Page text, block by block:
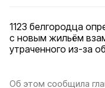
1123 белгородца
с новым жильём
утраченного из-за
Об этом сообщила